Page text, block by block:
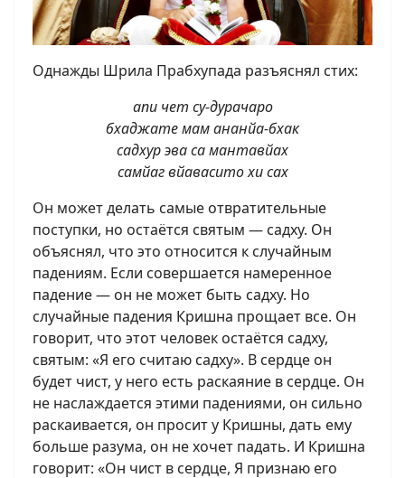
Однажды Шрила Прабхупада разъяснял стих:
апи чет су-дура‌ча‌ро
бхаджате ма‌м ананйа-бха‌к
са‌дхур эва са мантавйах‌
самйаг вйавасито хи сах‌
Он может делать самые отвратительные
поступки, но остаётся святым — садху. Он
объяснял, что это относится к случайным
падениям. Если совершается намеренное
падение — он не может быть садху. Но
случайные падения Кришна прощает все. Он
говорит, что этот человек остаётся садху,
святым: «Я его считаю садху». В сердце он
будет чист, у него есть раскаяние в сердце. Он
не наслаждается этими падениями, он сильно
раскаивается, он просит у Кришны, дать ему
больше разума, он не хочет падать. И Кришна
говорит: «Он чист в сердце, Я признаю его